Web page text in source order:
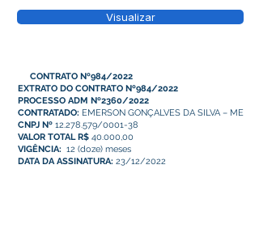
Visualizar
CONTRATO Nº984/2022
EXTRATO DO CONTRATO Nº984/2022
PROCESSO ADM Nº2360/2022
CONTRATADO: EMERSON GONÇALVES DA SILVA – ME
CNPJ Nº 12.278.579/0001-38
VALOR TOTAL R$ 40.000,00
VIGÊNCIA: 12 (doze) meses
DATA DA ASSINATURA: 23/12/2022